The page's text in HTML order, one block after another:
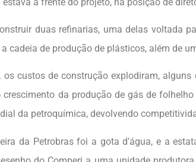
duas refinarias, uma delas voltada
cadeia de produção de plásticos, além de
os custos de construção explodiram,
crescimento da produção de gás de
da petroquímica, devolvendo
da Petrobras foi a gota d’água, e a